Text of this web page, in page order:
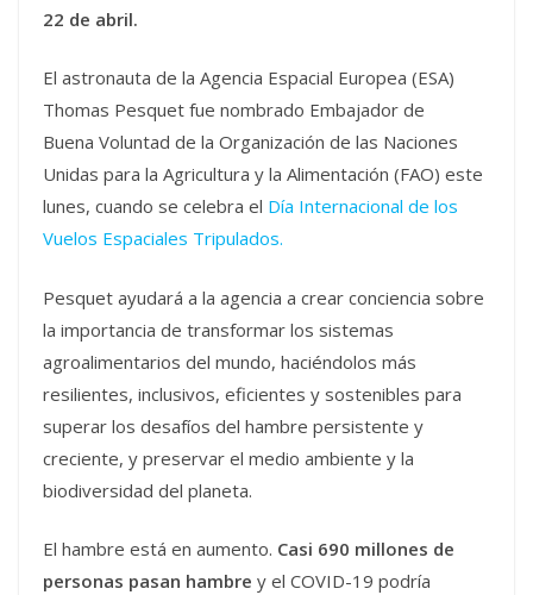
22 de abril.
El astronauta de la Agencia Espacial Europea (ESA)
Thomas Pesquet fue nombrado Embajador de
Buena Voluntad de la Organización de las Naciones
Unidas para la Agricultura y la Alimentación (FAO) este
lunes, cuando se celebra el Día Internacional de los
Vuelos Espaciales Tripulados.
Pesquet ayudará a la agencia a crear conciencia sobre
la importancia de transformar los sistemas
agroalimentarios del mundo, haciéndolos más
resilientes, inclusivos, eficientes y sostenibles para
superar los desafíos del hambre persistente y
creciente, y preservar el medio ambiente y la
biodiversidad del planeta.
El hambre está en aumento. Casi 690 millones de
personas pasan hambre y el COVID-19 podría